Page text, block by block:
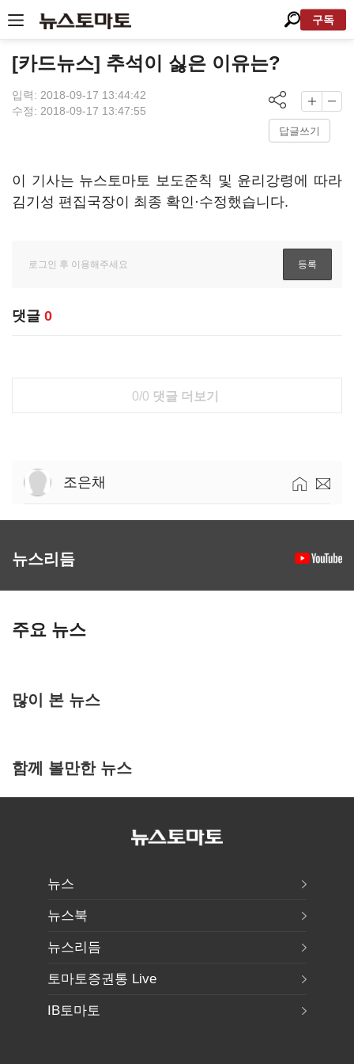
구독
[카드뉴스] 추석이 싫은 이유는?
입력: 2018-09-17 13:44:42
수정: 2018-09-17 13:47:55
답글쓰기
이 기사는 뉴스토마토 보도준칙 및 윤리강령에 따라
김기성 편집국장이 최종 확인·수정했습니다.
댓글 0
0/0 댓글 더보기
조은채
뉴스리듬
주요 뉴스
많이 본 뉴스
함께 볼만한 뉴스
뉴스
뉴스북
뉴스리듬
토마토증권통 Live
IB토마토